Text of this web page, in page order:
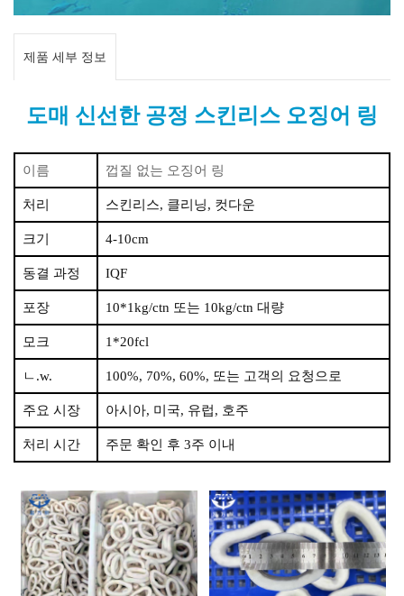
제품 세부 정보
도매 신선한 공정 스킨리스 오징어 링
이름 껍질 없는 오징어 링
처리 스킨리스, 클리닝, 컷다운
크기 4-10cm
동결 과정 IQF
포장 10*1kg/ctn 또는 10kg/ctn 대량
모크 1*20fcl
ㄴ.w. 100%, 70%, 60%, 또는 고객의 요청으로
주요 시장 아시아, 미국, 유럽, 호주
처리 시간 주문 확인 후 3주 이내